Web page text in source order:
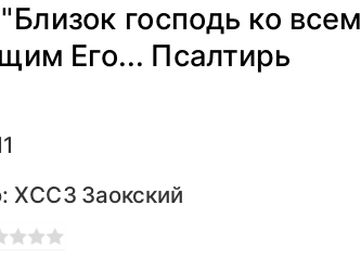
господь ко всем
Его... Псалтирь
ХССЗ Заокский